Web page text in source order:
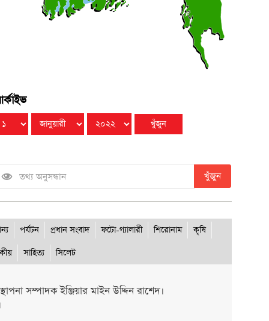
খুঁজুন
পর্যটন প্রধান সংবাদ ফটো-গ্যালারী শিরোনাম
কৃষি
সাহিত্য সিলেট
সম্পাদক ইঞ্জিয়ার মাইন উদ্দিন রাশেদ।